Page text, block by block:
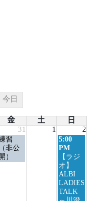
今日
金 土
日
31 1 2
曜
,
習
（非公
）
日
曜
日,
8
月
2nd
2026
5:00
PM
【ラジ
オ】
ALBI
LADIES
TALK